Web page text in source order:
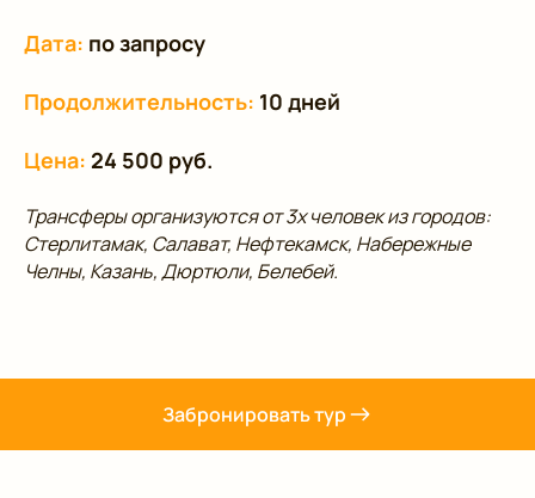
Дата: по запросу
Продолжительность: 10 дней
Цена: 24 500 руб.
Трансферы организуются от 3х человек из городов:
Стерлитамак, Салават, Нефтекамск, Набережные
Челны, Казань, Дюртюли, Белебей.
Забронировать тур